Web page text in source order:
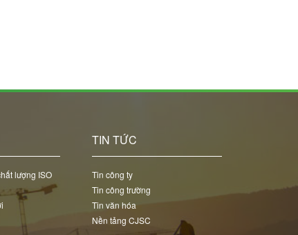
lượng ISO
TIN TỨC
Tin công ty
Tin công trường
Tin văn hóa
Nền tảng CJSC